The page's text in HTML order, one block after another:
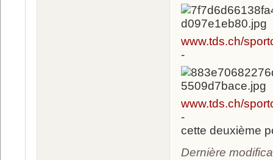
www.tds.ch/
-
www.tds.ch/
-
cette deuxième
Dernière